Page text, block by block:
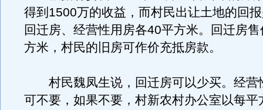
得到1500万的收益，而村民出让土地的回
回迁房、经营性用房各40平方米。回迁房
方米，村民的旧房可作价充抵房款。
村民魏凤生说，回迁房可以少买。经营
可不要，如果不要，村新农村办公室以每